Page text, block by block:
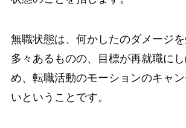
無職状態は、何かしたのダメージ
多々あるものの、目標が再就職に
め、転職活動のモーションのキャ
いということです。